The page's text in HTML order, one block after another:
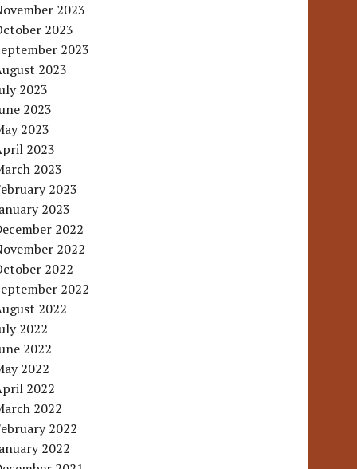
2023
2023
2023
2023
2023
2023
2023
2023
2023
2023
2023
2022
2022
2022
2022
2022
2022
2022
2022
2022
2022
2022
2022